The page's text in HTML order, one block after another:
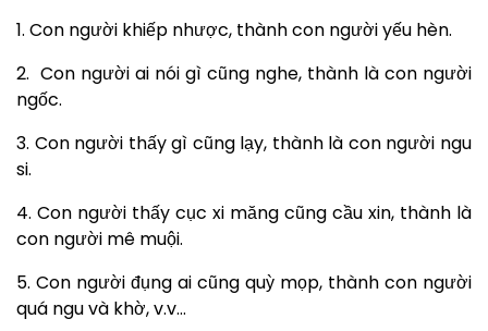
1. Con người khiếp nhược, thành con người yếu hèn.
2. Con người ai nói gì cũng nghe, thành là con người
ngốc.
3. Con người thấy gì cũng lạy, thành là con người ngu
si.
4. Con người thấy cục xi măng cũng cầu xin, thành là
con người mê muội.
5. Con người đụng ai cũng quỳ mọp, thành con người
quá ngu và khờ, v.v…